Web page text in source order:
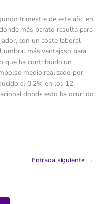
trimestre de este año en
más barato resulta para
con un coste laboral
umbral más ventajoso para
que ha contribuido un
medio realizado por
el 0,2% en los 12
donde esto ha ocurrido
Entrada siguiente →